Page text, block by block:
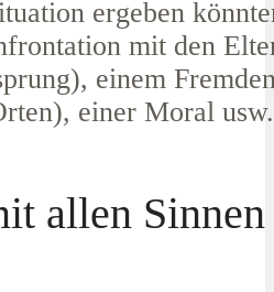
ergeben
mit den
einem
einer Moral usw.
allen Sinnen